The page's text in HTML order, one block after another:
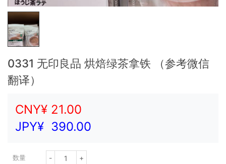
0331 无印良品 烘焙绿茶拿铁 （参考微信
翻译）
CNY¥ 21.00
JPY¥ 390.00
数量 - +